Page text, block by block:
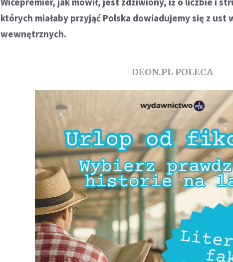
których miałaby przyjąć Polska dowiadujemy się z ust
wewnętrznych.
DEON.PL POLECA